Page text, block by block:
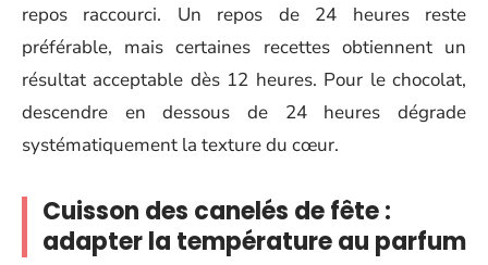
repos raccourci. Un repos de 24 heures reste
préférable, mais certaines recettes obtiennent un
résultat acceptable dès 12 heures. Pour le chocolat,
descendre en dessous de 24 heures dégrade
systématiquement la texture du cœur.
Cuisson des canelés de fête :
adapter la température au parfum